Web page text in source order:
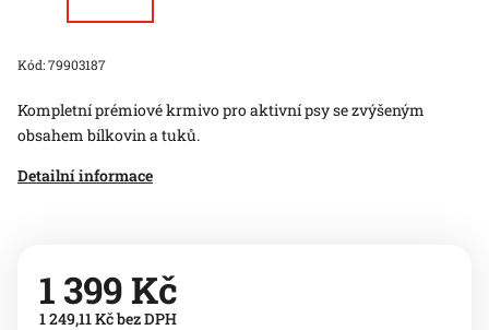
Kód:79903187
Kompletní prémiové krmivo pro aktivní psy se zvýšeným
obsahem bílkovin a tuků.
Detailní informace
1 399 Kč
1 249,11 Kč bez DPH